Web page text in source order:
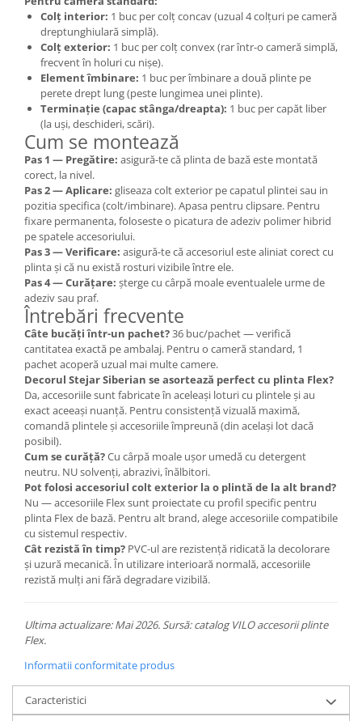
Colț interior: 1 buc per colț concav (uzual 4 colțuri pe cameră
dreptunghiulară simplă).
Colț exterior: 1 buc per colț convex (rar într-o cameră simplă,
frecvent în holuri cu nișe).
Element îmbinare: 1 buc per îmbinare a două plinte pe
perete drept lung (peste lungimea unei plinte).
Terminație (capac stânga/dreapta): 1 buc per capăt liber
(la uși, deschideri, scări).
Cum se montează
Pas 1 — Pregătire: asigură-te că plinta de bază este montată
corect, la nivel.
Pas 2 — Aplicare: gliseaza colt exterior pe capatul plintei sau in
pozitia specifica (colt/imbinare). Apasa pentru clipsare. Pentru
fixare permanenta, foloseste o picatura de adeziv polimer hibrid
pe spatele accesoriului.
Pas 3 — Verificare: asigură-te că accesoriul este aliniat corect cu
plinta și că nu există rosturi vizibile între ele.
Pas 4 — Curățare: șterge cu cârpă moale eventualele urme de
adeziv sau praf.
Întrebări frecvente
Câte bucăți într-un pachet?36 buc/pachet — verifică
cantitatea exactă pe ambalaj. Pentru o cameră standard, 1
pachet acoperă uzual mai multe camere.
Decorul Stejar Siberian se asortează perfect cu plinta Flex?
Da, accesoriile sunt fabricate în aceleași loturi cu plintele și au
exact aceeași nuanță. Pentru consistență vizuală maximă,
comandă plintele și accesoriile împreună (din același lot dacă
posibil).
Cum se curăță?Cu cârpă moale ușor umedă cu detergent
neutru. NU solvenți, abrazivi, înălbitori.
Pot folosi accesoriul colt exterior la o plintă de la alt brand?
Nu — accesoriile Flex sunt proiectate cu profil specific pentru
plinta Flex de bază. Pentru alt brand, alege accesoriile compatibile
cu sistemul respectiv.
Cât rezistă în timp? PVC-ul are rezistență ridicată la decolorare
și uzură mecanică. În utilizare interioară normală, accesoriile
rezistă mulți ani fără degradare vizibilă.
Ultima actualizare: Mai 2026. Sursă: catalog VILO accesorii plinte
Flex.
Informatii conformitate produs
Caracteristici